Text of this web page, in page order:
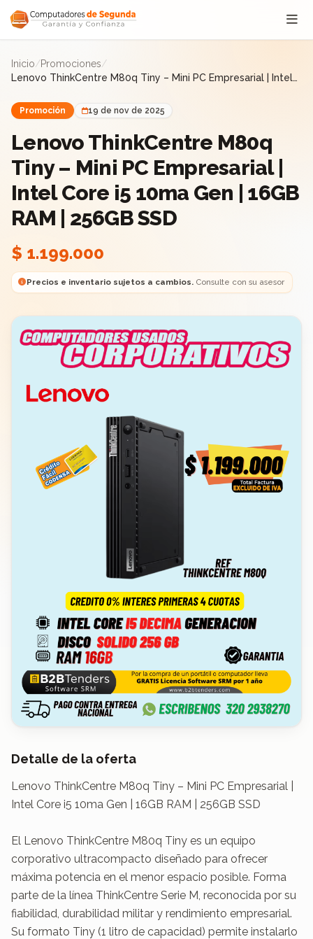
Saltar al contenido
Inicio/Promociones/
Lenovo ThinkCentre M80q Tiny – Mini PC Empresarial | Intel
Promoción 19 de nov de 2025
Lenovo ThinkCentre M80q
Tiny – Mini PC Empresarial |
Intel Core i5 10ma Gen | 16GB
RAM | 256GB SSD
$ 1.199.000
Precios e inventario sujetos a cambios.Consulte con su asesor
Detalle de la oferta
Lenovo ThinkCentre M80q Tiny – Mini PC Empresarial |
Intel Core i5 10ma Gen | 16GB RAM | 256GB SSD
El Lenovo ThinkCentre M80q Tiny es un equipo
corporativo ultracompacto diseñado para ofrecer
máxima potencia en el menor espacio posible. Forma
parte de la línea ThinkCentre Serie M, reconocida por su
fiabilidad, durabilidad militar y rendimiento empresarial.
Su formato Tiny (1 litro de capacidad) permite instalarlo